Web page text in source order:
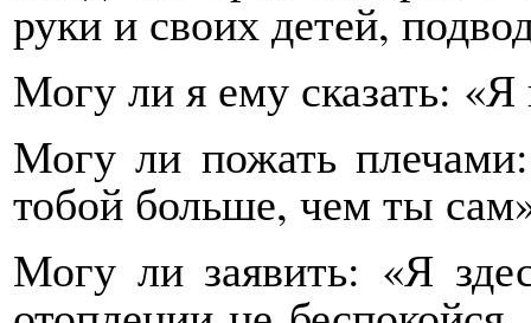
руки и своих детей,
Могу ли я ему сказать:
Могу ли пожать
тобой больше, чем ты
Могу ли заявить: «Я